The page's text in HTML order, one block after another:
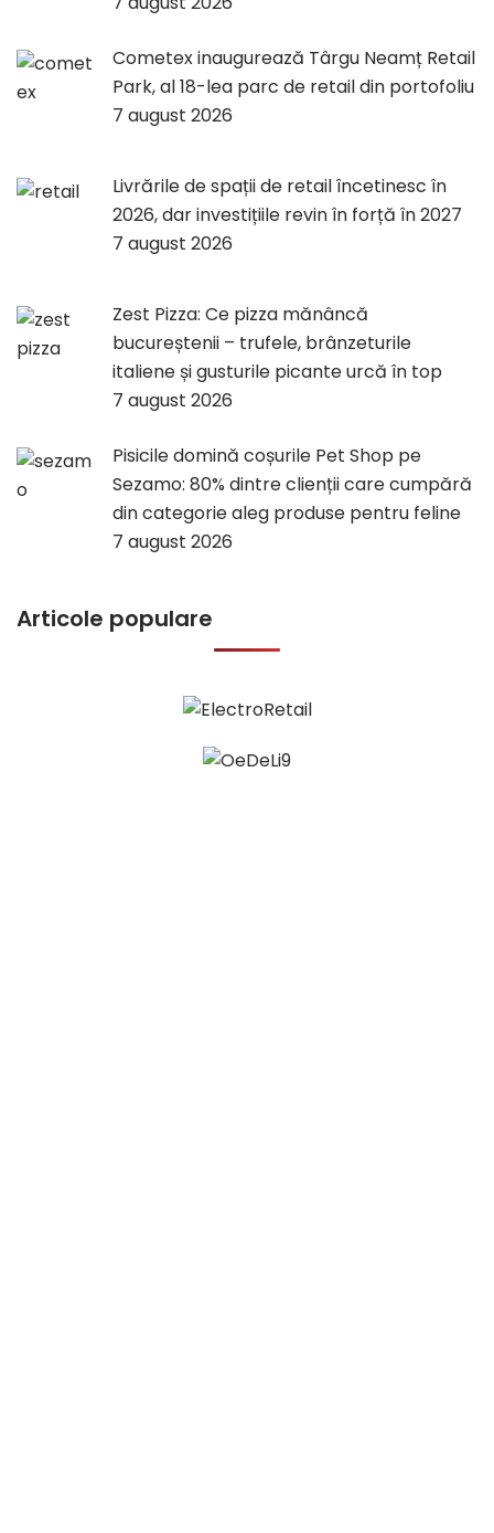
Cometex inaugurează Târgu Neamț Retail
Park, al 18-lea parc de retail din portofoliu
7 august 2026
Livrările de spații de retail încetinesc în
2026, dar investițiile revin în forță în 2027
7 august 2026
Zest Pizza: Ce pizza mănâncă
bucureștenii – trufele, brânzeturile
italiene și gusturile picante urcă în top
7 august 2026
Pisicile domină coșurile Pet Shop pe
Sezamo: 80% dintre clienții care cumpără
din categorie aleg produse pentru feline
7 august 2026
Articole populare